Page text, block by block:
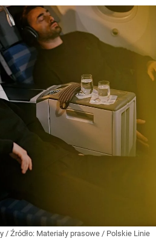
/ Źródło: Materiały prasowe / Polskie Linie